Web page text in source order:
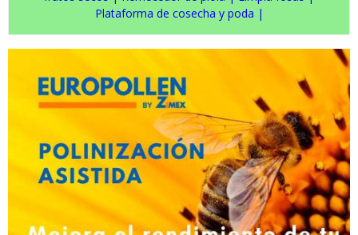
Plataforma de cosecha y poda |